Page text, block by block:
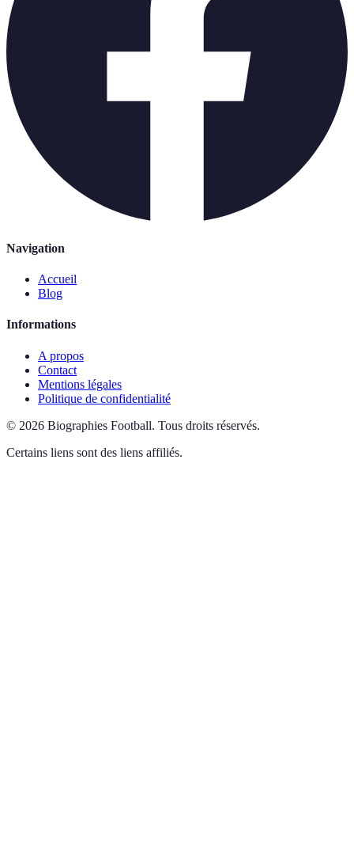
Navigation
Accueil
Blog
Informations
A propos
Contact
Mentions légales
Politique de confidentialité
© 2026 Biographies Football. Tous droits réservés.
Certains liens sont des liens affiliés.